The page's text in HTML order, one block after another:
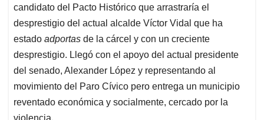
p
p
o
k
I
n
s
candidato del Pacto Histórico que arrastraría el
desprestigio del actual alcalde Víctor Vidal que ha
estado adportas de la cárcel y con un creciente
desprestigio. Llegó con el apoyo del actual presidente
del senado, Alexander López y representando al
movimiento del Paro Cívico pero entrega un municipio
reventado económica y socialmente, cercado por la